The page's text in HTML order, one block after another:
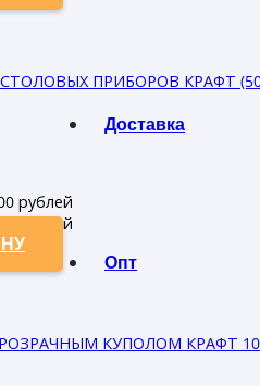
Доставка
Опт
ПРИБОРОВ КРАФТ (50/
рублей
рублей
КУПОЛОМ КРАФТ